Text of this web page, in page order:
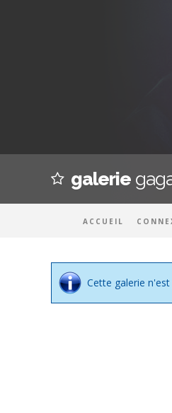
galerie
ACCUEIL
Cette galerie